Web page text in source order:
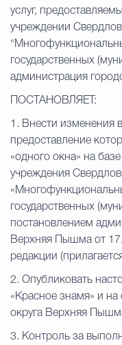
услуг,
учреждении
государственных
администрация
ПОСТАНОВЛЯЕТ:
1. Внести изменения
предоставление
«одного окна» на
учреждения
государственных
постановлением
Верхняя Пышма от
редакции
2. Опубликовать
«Красное знамя» и
округа Верхняя
3. Контроль за